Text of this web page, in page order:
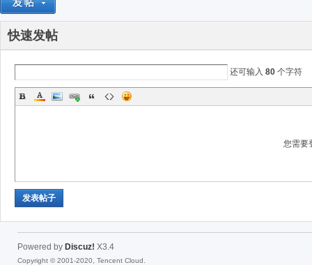
快速发帖
还可输入 80 个字符
您需要
发表帖子
Powered by Discuz! X3.4
Copyright © 2001-2020, Tencent Cloud.